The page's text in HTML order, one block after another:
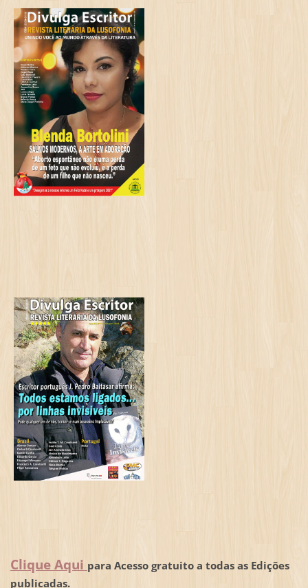
Clique Aqui para Acesso gratuito a todas as Edições
publicadas.